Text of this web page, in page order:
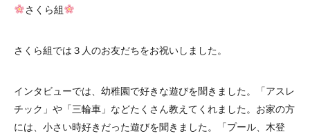
さくら組
さくら組では３人のお友だちをお祝いしました。
インタビューでは、幼稚園で好きな遊びを聞きました。「アスレ
チック」や「三輪車」などたくさん教えてくれました。お家の方
には、小さい時好きだった遊びを聞きました。「プール、木登